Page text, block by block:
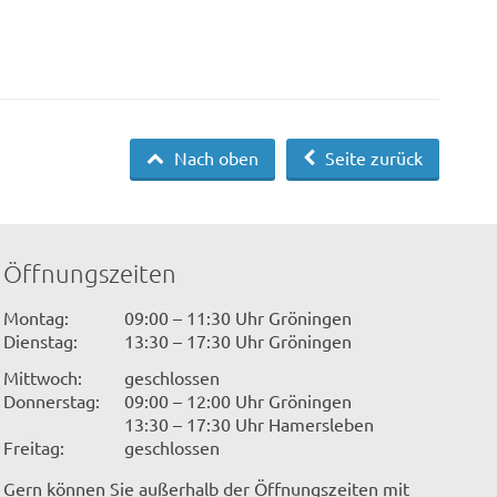
Seite zurück
Nach oben
Öffnungszeiten
Montag:
09:00 – 11:30 Uhr Gröningen
Dienstag:
13:30 – 17:30 Uhr Gröningen
Mittwoch:
geschlossen
Donnerstag:
09:00 – 12:00 Uhr Gröningen
13:30 – 17:30 Uhr Hamersleben
Freitag:
geschlossen
Gern können Sie außerhalb der Öffnungszeiten mit